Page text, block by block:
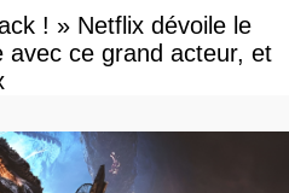
! » Netflix dévoile le
ce grand acteur, et